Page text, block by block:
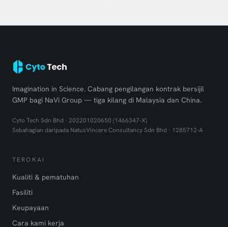
Imagination in Science. Cabang pengilangan kontrak bersijil
GMP bagi NaVi Group — tiga kilang di Malaysia dan China.
Cyto Tech Sdn Bhd · 202201020650 (1466347-X)
Sebahagian daripada NatusVincere Consultancy Sdn Bhd · 1285712-A
TEROKAI
Kualiti & pematuhan
Fasiliti
Keupayaan
Cara kami kerja